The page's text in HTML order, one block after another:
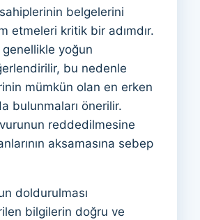
belgelerini
etmeleri kritik bir adımdır.
yoğun
bu nedenle
mümkün olan en erken
bulunmaları önerilir.
reddedilmesine
aksamasına sebep
doldurulması
bilgilerin doğru ve